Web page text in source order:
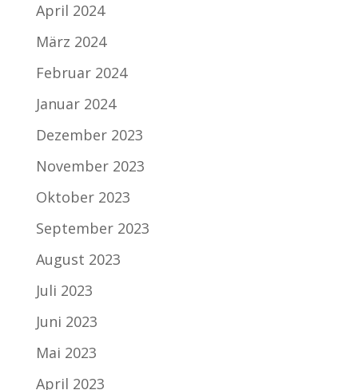
April 2024
März 2024
Februar 2024
Januar 2024
Dezember 2023
November 2023
Oktober 2023
September 2023
August 2023
Juli 2023
Juni 2023
Mai 2023
April 2023